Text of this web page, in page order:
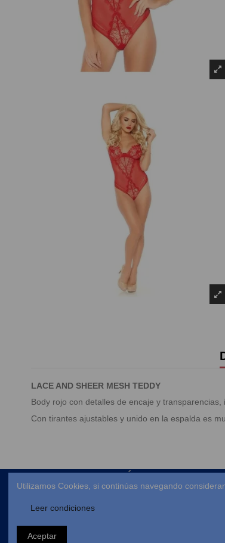
LACE AND SHEER MESH TEDDY
Body rojo con detalles de encaje y
Con tirantes ajustables y unido en la espalda es
Aviso legal
Términos y condiciones
Contacte con nosotros
Utilizamos Cookies, si continúas navegando
Leer condiciones
Aceptar